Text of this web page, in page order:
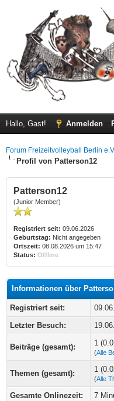
Hallo, Gast! Anmelden
Forum Freizeitvolleyball Berlin
Profil von Patterson12
Patterson12
(Junior Member)
Registriert seit: 09.06.2026
Geburtstag: Nicht angegeben
Ortszeit: 08.08.2026 um 15:47
Status: Offline
Informationen über
Registriert seit:
Letzter Besuch:
Beiträge (gesamt): 1
(Alle
Themen (gesamt): 1
(Alle
Gesamte Onlinezeit:
7